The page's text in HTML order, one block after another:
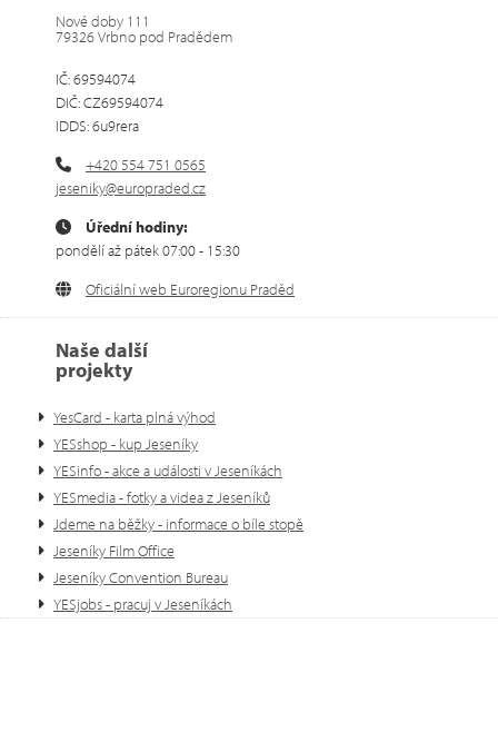
Nové doby 111
79326 Vrbno pod Pradědem
IČ: 69594074
DIČ: CZ69594074
IDDS: 6u9rera
+420 554 751 0565
jeseniky@europraded.cz
Úřední hodiny:
pondělí až pátek 07:00 - 15:30
Oficiální web Euroregionu Praděd
Naše další
projekty
YesCard - karta plná výhod
YESshop - kup Jeseníky
YESinfo - akce a události v Jeseníkách
YESmedia - fotky a videa z Jeseníků
Jdeme na běžky - informace o bíle stopě
Jeseníky Film Office
Jeseníky Convention Bureau
YESjobs - pracuj v Jeseníkách